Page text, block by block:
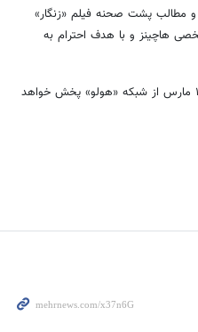
مطالب پشت صحنه فیلم «زنگار»
هاچینز و با هدف احترام به
«آخرین برداشت: زنگار و داستان هالینا» ۱۱ مارس از شبکه «هولو» پخش خواهد